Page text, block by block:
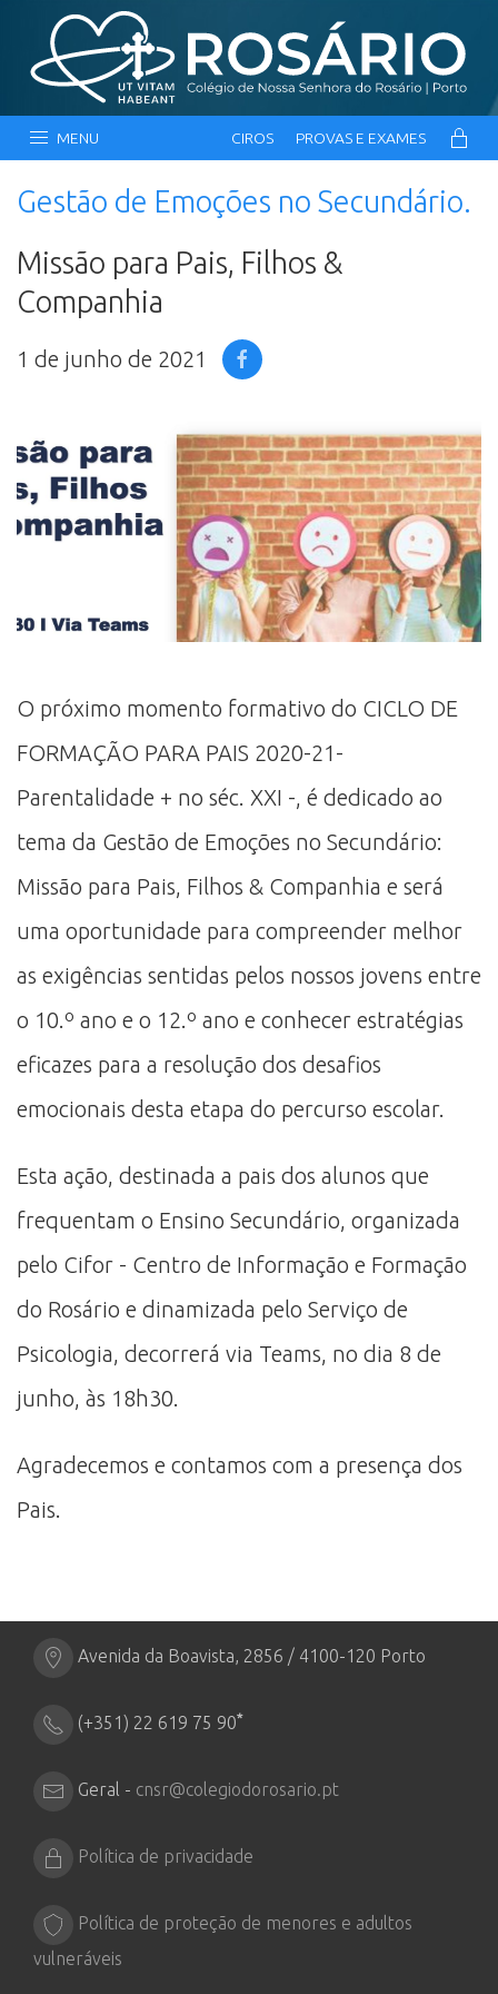
MENU CIROS PROVAS E EXAMES
Gestão de Emoções no Secundário.
Missão para Pais, Filhos &
Companhia
1 de junho de 2021
O próximo momento formativo do CICLO DE
FORMAÇÃO PARA PAIS 2020-21-
Parentalidade + no séc. XXI -, é dedicado ao
tema da Gestão de Emoções no Secundário:
Missão para Pais, Filhos & Companhia e será
uma oportunidade para compreender melhor
as exigências sentidas pelos nossos jovens entre
o 10.º ano e o 12.º ano e conhecer estratégias
eficazes para a resolução dos desafios
emocionais desta etapa do percurso escolar.
Esta ação, destinada a pais dos alunos que
frequentam o Ensino Secundário, organizada
pelo Cifor - Centro de Informação e Formação
do Rosário e dinamizada pelo Serviço de
Psicologia, decorrerá via Teams, no dia 8 de
junho, às 18h30.
Agradecemos e contamos com a presença dos
Pais.
Avenida da Boavista, 2856 / 4100-120 Porto
(+351) 22 619 75 90*
Geral - cnsr@colegiodorosario.pt
Política de privacidade
Política de proteção de menores e adultos
vulneráveis